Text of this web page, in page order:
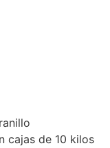
cajas de 10 kilos